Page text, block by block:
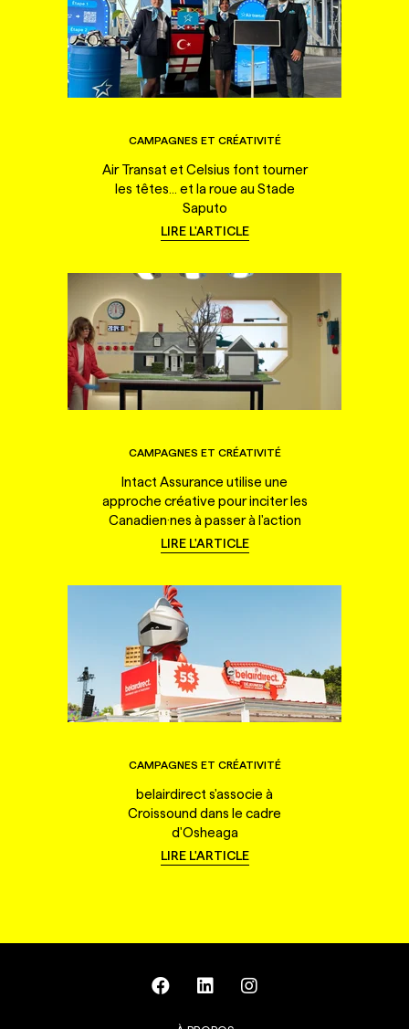
CAMPAGNES ET CRÉATIVITÉ
Air Transat et Celsius font tourner
les têtes... et la roue au Stade
Saputo
LIRE L'ARTICLE
CAMPAGNES ET CRÉATIVITÉ
Intact Assurance utilise une
approche créative pour inciter les
Canadien·nes à passer à l'action
LIRE L'ARTICLE
CAMPAGNES ET CRÉATIVITÉ
belairdirect s'associe à
Croissound dans le cadre
d'Osheaga
LIRE L'ARTICLE